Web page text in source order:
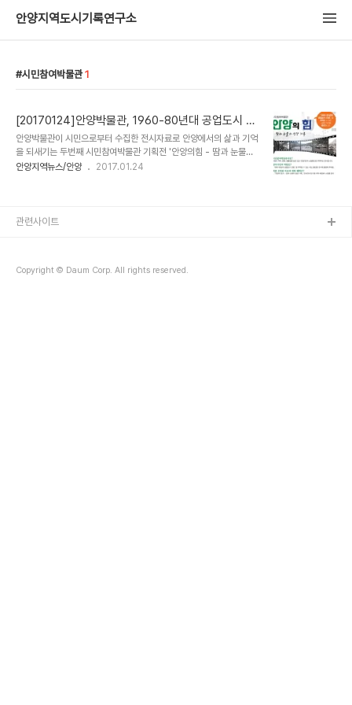
안양지역도시기록연구소
시민참여박물관 1
[20170124]안양박물관, 1960-80년대 공업도시 안
양 자료 모집
안양박물관이 시민으로부터 수집한 전시자료로 안양에서의 삶과 기억
을 되새기는 두번째 시민참여박물관 기획전 '안양의힘 - 땀과 눈물의
성장기록'을 준비하면서 1960-80년대 수도권의 대표적인 굴뚝도시
경, 점심시간 등) -1960-80년대 공장 근로와 관련된 사연이 있는
소풍 사진 또는 영화관람..
안양지역뉴스/안양 2017.01.24
Copyright © Daum Corp. All rights reserved.
관련사이트